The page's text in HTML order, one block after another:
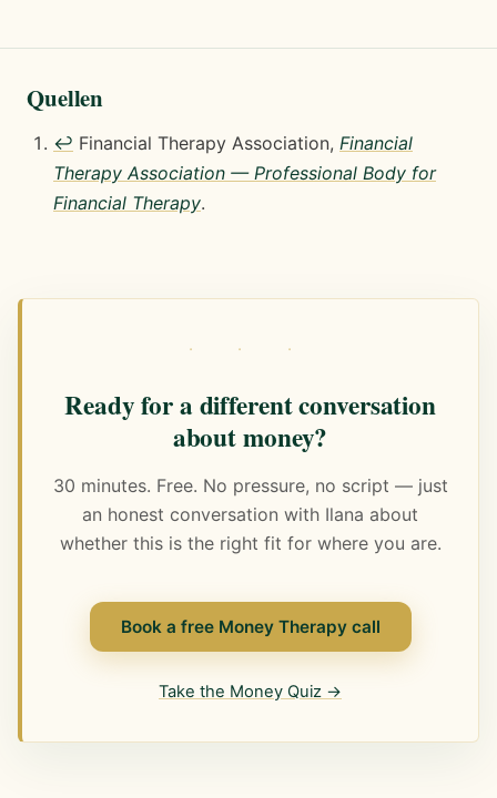
Quellen
↩ Financial Therapy Association, Financial
Therapy Association — Professional Body for
Financial Therapy.
· · ·
Ready for a different conversation
about money?
30 minutes. Free. No pressure, no script — just
an honest conversation with Ilana about
whether this is the right fit for where you are.
Book a free Money Therapy call
Take the Money Quiz →